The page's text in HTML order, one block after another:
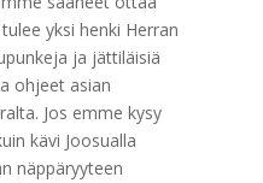
yksi henki Herran
ja jättiläisiä
ohjeet asian
Jos emme kysy
kävi Joosualla
näppäryyteen